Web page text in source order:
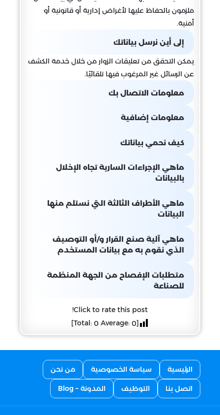
ملزمون بالحفاظ عليها لأغراض إدارية أو قانونية أو
أمنية.
إلى أين نرسل بياناتك
يمكن التحقق من تعليقات الزوار من خلال خدمة الكشف
عن الرسائل غير المرغوب فيها تلقائيًا.
معلومات الاتصال بك
معلومات إضافية
كيف نحمي بياناتك
ماهي الإجراءات السارية تجاه الإخلال
بالبيانات
ماهي الأطراف الثالثة التي نستلم منها
البيانات
ماهي آلية صنع القرار و/أو التوصيف
الذي نقوم به مع بيانات المستخدم
متطلبات الإفصاح من الجهة المنظمة
للصناعة
Click to rate this post!
[Total:
0 Average: 0
]
الرئيسية سياسة الخصوصية من نحن
اتصل بنا التوظيف المدونة – Blog